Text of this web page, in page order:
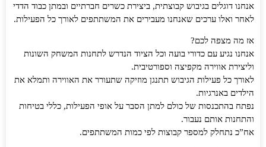
אנחנו דוגלים בגיבוש קבוצתית, ביצירת כשרים חברתיים ובמתן כבוד הדדי
לאחר ואלו ערכים שאנחנו מעבירים את המשתתפים לאורך כל הפעילות.
אז מה מצפה לכם?
אנחנו נגיע עם כדורי בועה וכל הציוד הנדרש לתחנות המשחק השונות
וליצירת אווירה מקפיצה וספורטיבית.
לאורך כל פעילות הגיבוש תתנגן מוזיקה שתעורר את האווירה ותמלא את
הילדים באנרגיות.
נפתח בהתכנסות של כולם למתן הסבר על אופי הפעילות, כללי בטיחות
והתחנות אותם נעבור.
אח”כ נתחלק למספר קבוצות לפי כמות המשתתפים.